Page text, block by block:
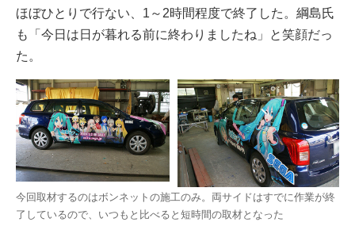
ほぼひとりで行ない、1～2時間程度で終了した。綱島氏
も「今日は日が暮れる前に終わりましたね」と笑顔だっ
た。
今回取材するのはボンネットの施工のみ。両サイドはすでに作業が終
了しているので、いつもと比べると短時間の取材となった